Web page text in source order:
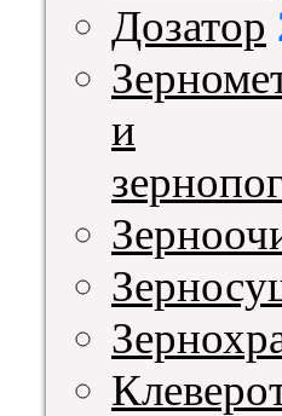
Дозатор
и